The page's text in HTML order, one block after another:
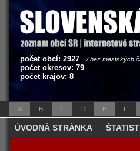
počet obcí: 2927 / bez mestských
počet okresov: 79
počet krajov: 8
A B C D E F
ÚVODNÁ STRÁNKA